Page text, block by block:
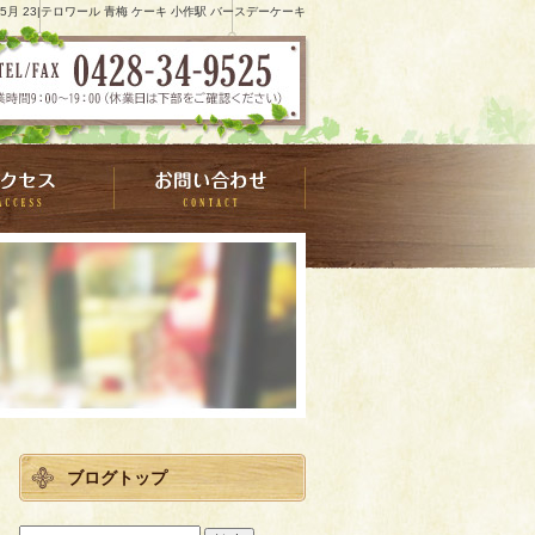
月 23|テロワール 青梅 ケーキ 小作駅 バースデーケーキ
ブログトップ